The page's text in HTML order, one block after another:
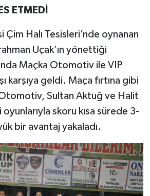
ETMEDİ
Halı Tesisleri’nde oynanan
Uçak’ın yönettiği
Maçka Otomotiv ile VIP
karşıya geldi. Maça fırtına gibi
Sultan Aktuğ ve Halit
skoru kısa sürede 3-
bir avantaj yakaladı.